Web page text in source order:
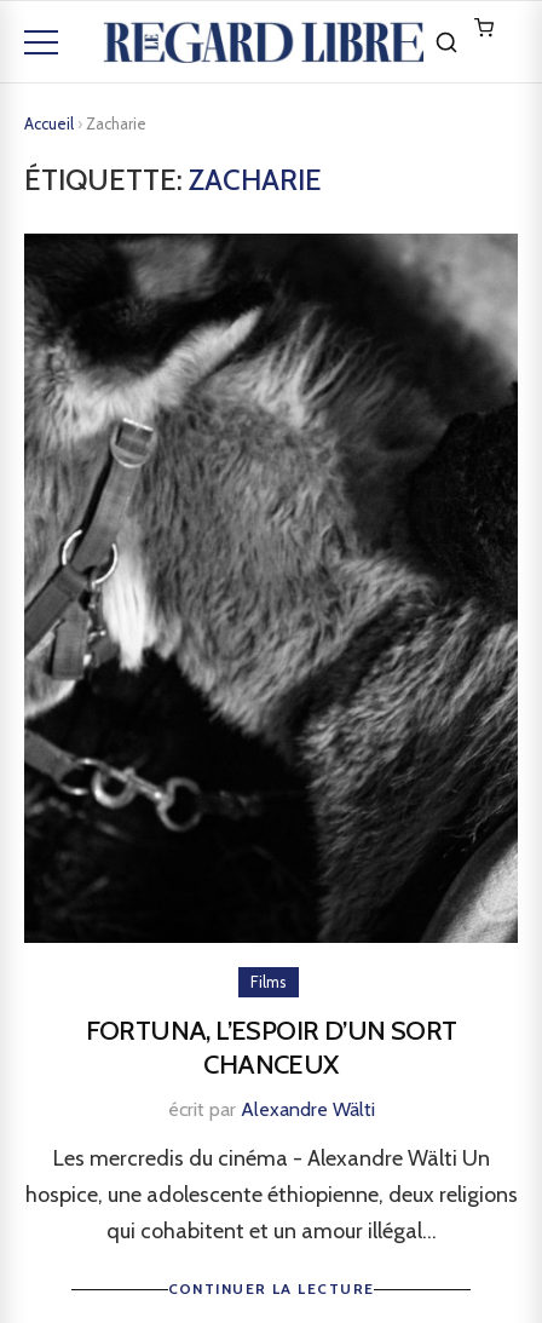
Accueil › Zacharie
ÉTIQUETTE: ZACHARIE
Films
FORTUNA, L’ESPOIR D’UN SORT
CHANCEUX
écrit par Alexandre Wälti
Les mercredis du cinéma - Alexandre Wälti Un
hospice, une adolescente éthiopienne, deux religions
qui cohabitent et un amour illégal...
CONTINUER LA LECTURE